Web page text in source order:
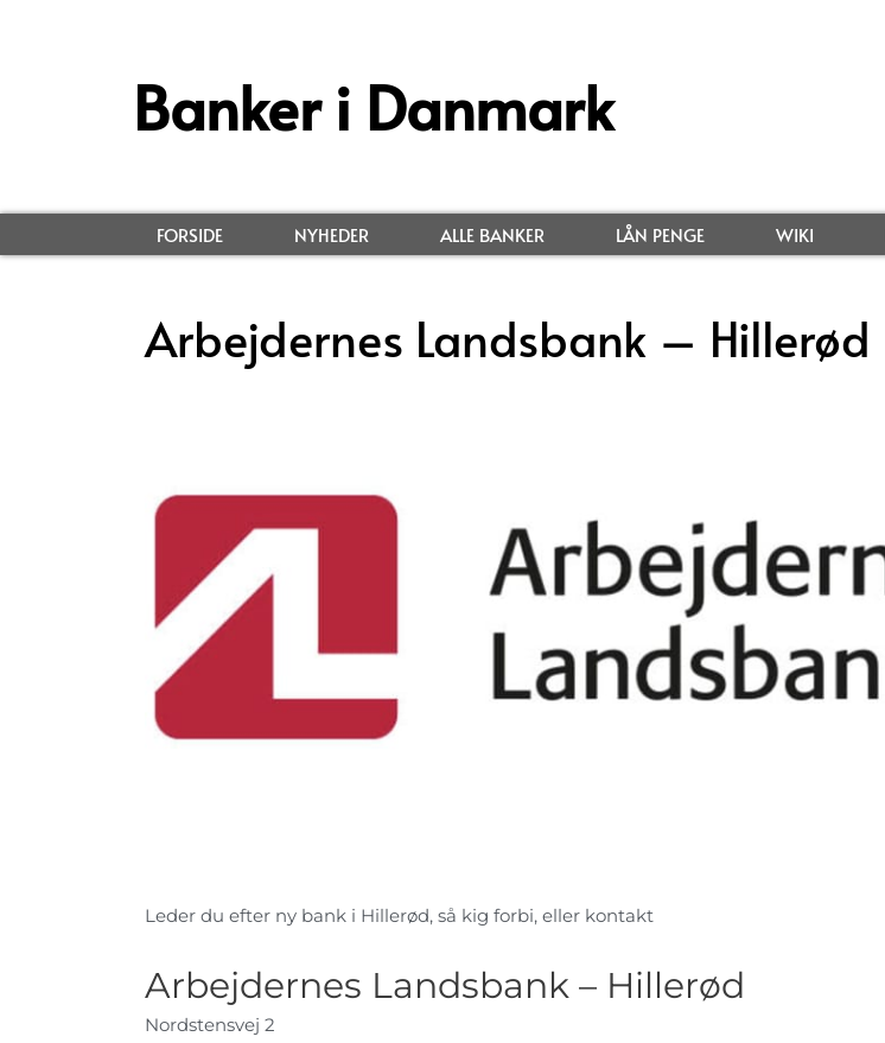
Banker i Danmark
FORSIDE NYHEDER ALLE BANKER LÅN PENGE WIKI
Arbejdernes Landsbank – Hillerød
Leder du efter ny bank i Hillerød, så kig forbi, eller kontakt
Arbejdernes Landsbank – Hillerød
Nordstensvej 2